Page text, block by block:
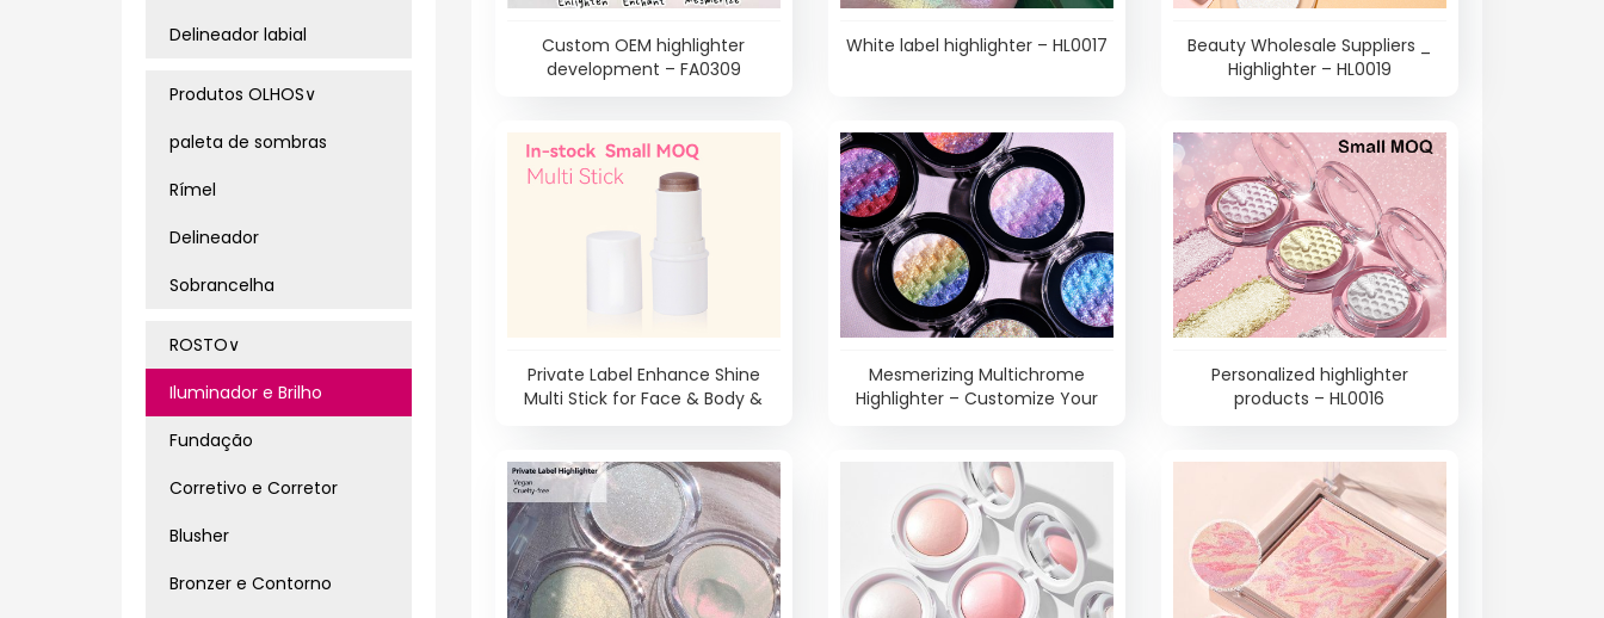
Custom OEM highlighter
development – FA0309
White label highlighter – HL0017
Beauty Wholesale Suppliers _
Highlighter – HL0019
Private Label Enhance Shine
Multi Stick for Face & Body &
Mesmerizing Multichrome
Highlighter – Customize Your
Personalized highlighter
products – HL0016
Delineador labial
Produtos OLHOS∨
paleta de sombras
Rímel
Delineador
Sobrancelha
ROSTO∨
Iluminador e Brilho
Fundação
Corretivo e Corretor
Blusher
Bronzer e Contorno